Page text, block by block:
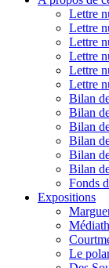
Lettre
Lettre
Lettre
Lettre
Lettre
Lettre
Bilan
Bilan
Bilan
Bilan
Bilan
Bilan
Fonds
Expositions
Le